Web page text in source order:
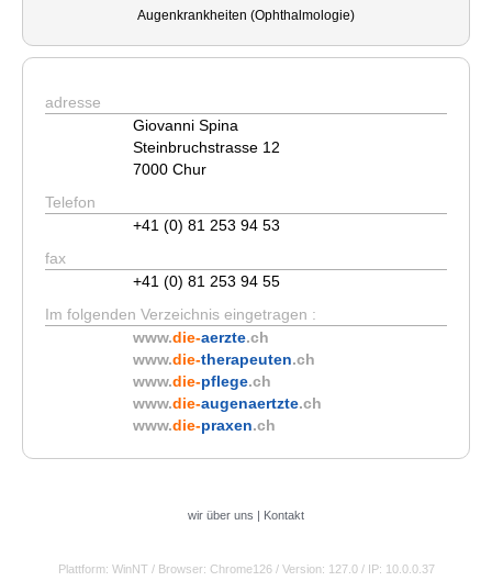
Augenkrankheiten (Ophthalmologie)
adresse
Giovanni Spina
Steinbruchstrasse 12
7000 Chur
Telefon
+41 (0) 81 253 94 53
fax
+41 (0) 81 253 94 55
Im folgenden Verzeichnis eingetragen :
www.die-aerzte.ch
www.die-therapeuten.ch
www.die-pflege.ch
www.die-augenaertzte.ch
www.die-praxen.ch
wir über uns | Kontakt
Plattform: WinNT / Browser: Chrome126 / Version: 127.0 / IP: 10.0.0.37